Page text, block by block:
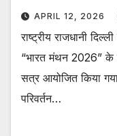
APRIL 12, 2026
राष्ट्रीय राजधानी
“भारत मंथन 2026” के
सत्र आयोजित किया
परिवर्तन…